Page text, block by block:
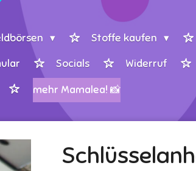
Stoffe kaufen
Socials Widerruf
mehr Mamalea! 📸